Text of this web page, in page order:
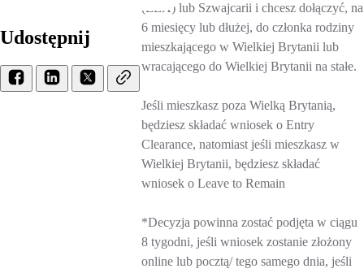
Udostępnij
(EEA) lub Szwajcarii i chcesz dołączyć, na
6 miesięcy lub dłużej, do członka rodziny
mieszkającego w Wielkiej Brytanii lub
wracającego do Wielkiej Brytanii na stałe.
Jeśli mieszkasz poza Wielką Brytanią,
będziesz składać wniosek o Entry
Clearance, natomiast jeśli mieszkasz w
Wielkiej Brytanii, będziesz składać
wniosek o Leave to Remain
*Decyzja powinna zostać podjęta w ciągu
8 tygodni, jeśli wniosek zostanie złożony
online lub pocztą/ tego samego dnia, jeśli